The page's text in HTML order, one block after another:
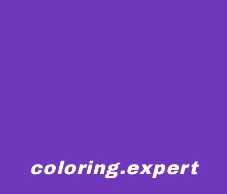
coloring.expert